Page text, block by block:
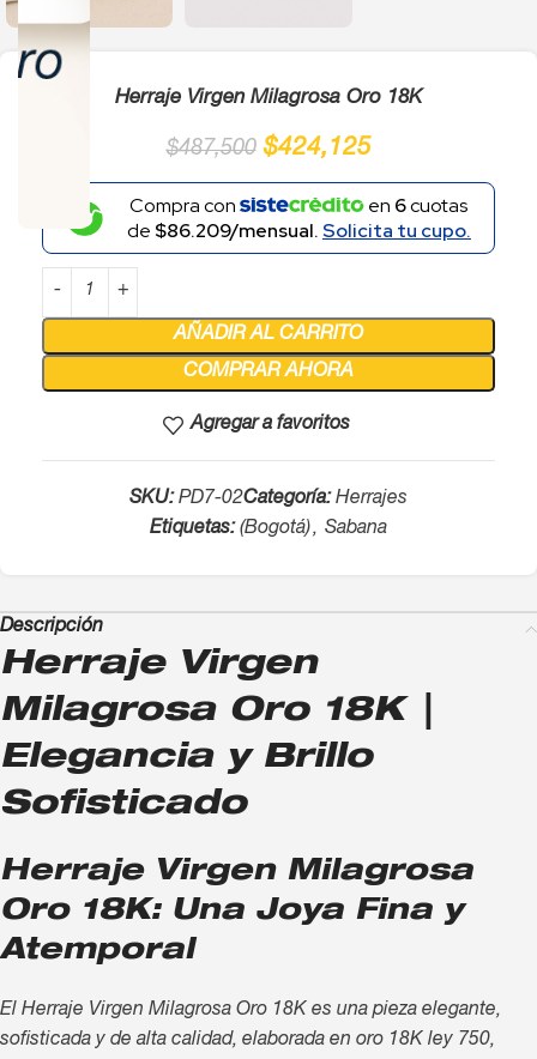
Herraje Virgen Milagrosa Oro 18K
$487,500 $424,125
Compra con en 6cuotas
de $86.209/mensual.Solicita tu cupo.
AÑADIR AL CARRITO
COMPRAR AHORA
Agregar a favoritos
SKU:PD7-02Categoría: Herrajes
Etiquetas: (Bogotá), Sabana
Descripción
Herraje Virgen
Milagrosa Oro 18K |
Elegancia y Brillo
Sofisticado
Herraje Virgen Milagrosa
Oro 18K: Una Joya Fina y
Atemporal
El Herraje Virgen Milagrosa Oro 18K es una pieza elegante,
sofisticada y de alta calidad, elaborada en oro 18K ley 750,